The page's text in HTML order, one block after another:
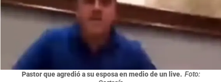
Pastor que agredió a su esposa en medio de un live. Foto: